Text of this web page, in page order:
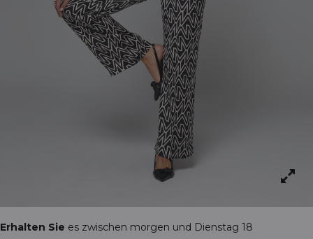
Erhalten Sie es zwischen morgen und Dienstag 18